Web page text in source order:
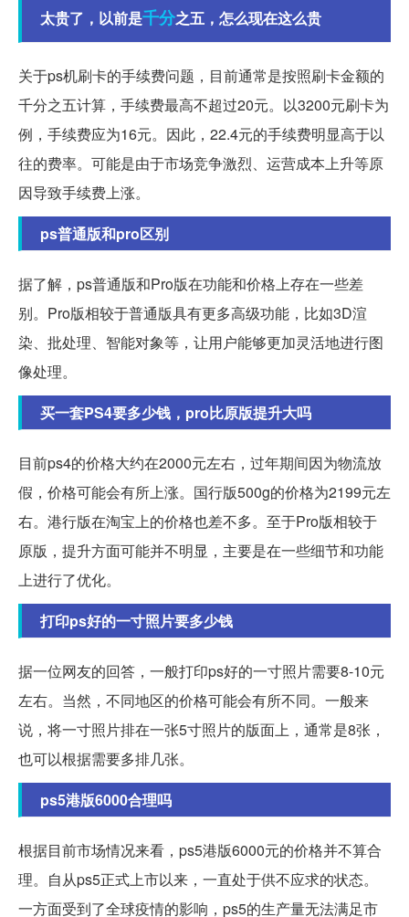
太贵了，以前是千分之五，怎么现在这么贵
关于ps机刷卡的手续费问题，目前通常是按照刷卡金额的
千分之五计算，手续费最高不超过20元。以3200元刷卡为
例，手续费应为16元。因此，22.4元的手续费明显高于以
往的费率。可能是由于市场竞争激烈、运营成本上升等原
因导致手续费上涨。
ps普通版和pro区别
据了解，ps普通版和Pro版在功能和价格上存在一些差
别。Pro版相较于普通版具有更多高级功能，比如3D渲
染、批处理、智能对象等，让用户能够更加灵活地进行图
像处理。
买一套PS4要多少钱，pro比原版提升大吗
目前ps4的价格大约在2000元左右，过年期间因为物流放
假，价格可能会有所上涨。国行版500g的价格为2199元左
右。港行版在淘宝上的价格也差不多。至于Pro版相较于
原版，提升方面可能并不明显，主要是在一些细节和功能
上进行了优化。
打印ps好的一寸照片要多少钱
据一位网友的回答，一般打印ps好的一寸照片需要8-10元
左右。当然，不同地区的价格可能会有所不同。一般来
说，将一寸照片排在一张5寸照片的版面上，通常是8张，
也可以根据需要多排几张。
ps5港版6000合理吗
根据目前市场情况来看，ps5港版6000元的价格并不算合
理。自从ps5正式上市以来，一直处于供不应求的状态。
一方面受到了全球疫情的影响，ps5的生产量无法满足市